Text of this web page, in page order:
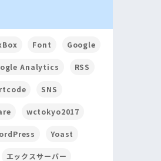
Font Google
Analytics RSS
SNS
wctokyo2017
Yoast
エックスサーバー